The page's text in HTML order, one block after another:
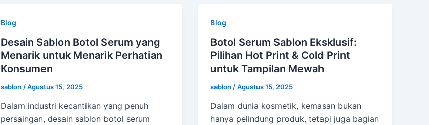
Blog
Desain Sablon Botol Serum yang
Menarik untuk Menarik Perhatian
Konsumen
sablon /Agustus 15, 2025
Dalam industri kecantikan yang penuh
persaingan, desain sablon botol serum
Blog
Botol Serum Sablon Eksklusif:
Pilihan Hot Print & Cold Print
untuk Tampilan Mewah
sablon /Agustus 15, 2025
Dalam dunia kosmetik, kemasan bukan
hanya pelindung produk, tetapi juga bagian